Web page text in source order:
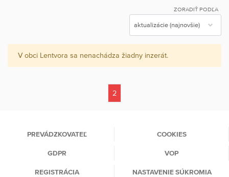
ZORADIŤ PODĽA
V obci Lentvora sa nenachádza žiadny inzerát.
2
PREVÁDZKOVATEĽ COOKIES
GDPR VOP
REGISTRÁCIA NASTAVENIE SÚKROMIA